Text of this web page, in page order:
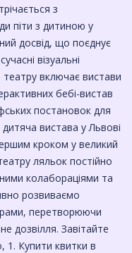
з
піти з дитиною у
досвід, що поєднує
візуальні
включає вистави
бебі-вистав
постановок для
вистава у Львові
кроком у великий
ляльок постійно
колабораціями та
розвиваємо
перетворюючи
дозвілля. ​Завітайте
1. Купити квитки в